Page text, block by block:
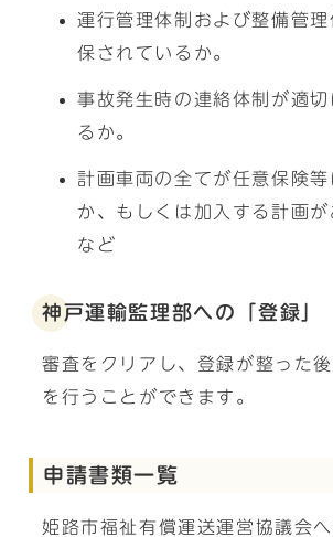
運行管理体制および整備管
保されているか。
事故発生時の連絡体制が適
るか。
計画車両の全てが任意保険等
か、もしくは加入する計画が
など
神戸運輸監理部への「登録」
審査をクリアし、登録が整った
を行うことができます。
申請書類一覧
姫路市福祉有償運送運営協議会